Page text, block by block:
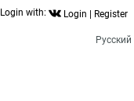
Login with: Login Register
Русский